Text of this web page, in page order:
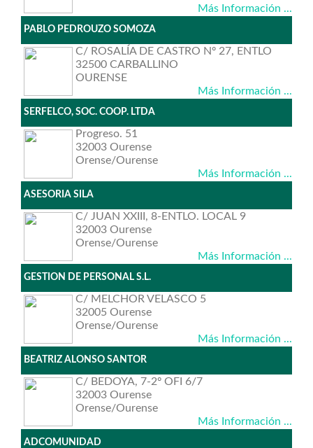
Más Información ...
PABLO PEDROUZO SOMOZA
C/ ROSALÍA DE CASTRO Nº 27, ENTLO
32500 CARBALLINO
OURENSE
Más Información ...
SERFELCO, SOC. COOP. LTDA
Progreso. 51
32003 Ourense
Orense/Ourense
Más Información ...
ASESORIA SILA
C/ JUAN XXIII, 8-ENTLO. LOCAL 9
32003 Ourense
Orense/Ourense
Más Información ...
GESTION DE PERSONAL S.L.
C/ MELCHOR VELASCO 5
32005 Ourense
Orense/Ourense
Más Información ...
BEATRIZ ALONSO SANTOR
C/ BEDOYA, 7-2º OFI 6/7
32003 Ourense
Orense/Ourense
Más Información ...
ADCOMUNIDAD